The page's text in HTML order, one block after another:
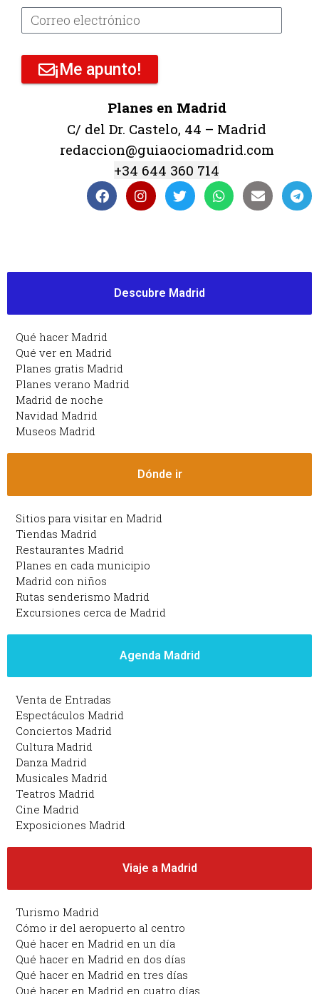
¡Me apunto!
Planes en Madrid
C/ del Dr. Castelo, 44 – Madrid
redaccion@guiaociomadrid.com
+34 644 360 714
Descubre Madrid
Qué hacer Madrid
Qué ver en Madrid
Planes gratis Madrid
Planes verano Madrid
Madrid de noche
Navidad Madrid
Museos Madrid
Dónde ir
Sitios para visitar en Madrid
Tiendas Madrid
Restaurantes Madrid
Planes en cada municipio
Madrid con niños
Rutas senderismo Madrid
Excursiones cerca de Madrid
Agenda Madrid
Venta de Entradas
Espectáculos Madrid
Conciertos Madrid
Cultura Madrid
Danza Madrid
Musicales Madrid
Teatros Madrid
Cine Madrid
Exposiciones Madrid
Viaje a Madrid
Turismo Madrid
Cómo ir del aeropuerto al centro
Qué hacer en Madrid en un día
Qué hacer en Madrid en dos días
Qué hacer en Madrid en tres días
Qué hacer en Madrid en cuatro días